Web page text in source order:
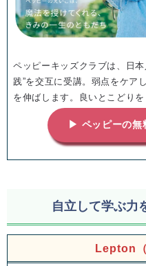
ペッピーキッズクラブは、日
践”を交互に受講。弱点をケア
を伸ばします。良いとこどり
▶ ペッピーの無
自立して学ぶ力
Lepton